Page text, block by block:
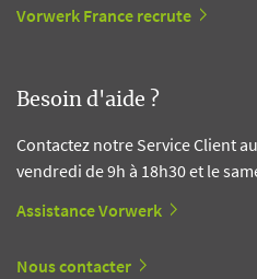
Vorwerk France recrute
Besoin d'aide ?
Contactez notre Service Client
vendredi de 9h à 18h30 et le
Assistance Vorwerk
Nous contacter